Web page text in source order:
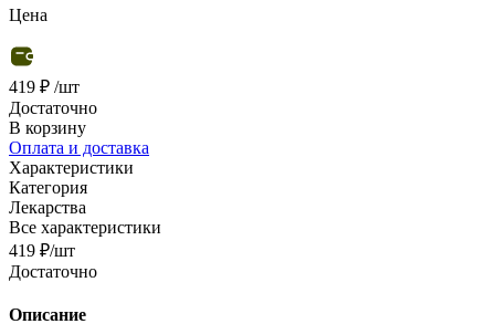
Цена
419 ₽ /шт
Достаточно
В корзину
Оплата и доставка
Характеристики
Категория
Лекарства
Все характеристики
419 ₽/шт
Достаточно
Описание